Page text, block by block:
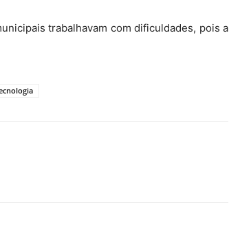
trabalhavam com dificuldades, pois a